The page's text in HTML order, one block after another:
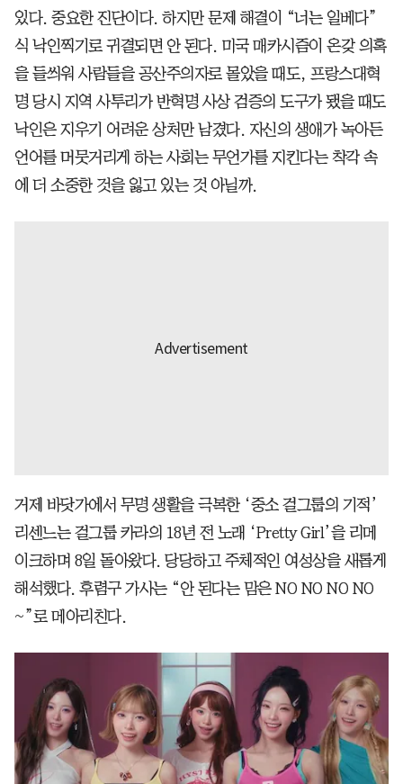
있다. 중요한 진단이다. 하지만 문제 해결이 “너는 일베다”
식 낙인찍기로 귀결되면 안 된다. 미국 매카시즘이 온갖 의혹
을 들씌워 사람들을 공산주의자로 몰았을 때도, 프랑스대혁
명 당시 지역 사투리가 반혁명 사상 검증의 도구가 됐을 때도
낙인은 지우기 어려운 상처만 남겼다. 자신의 생애가 녹아든
언어를 머뭇거리게 하는 사회는 무언가를 지킨다는 착각 속
에 더 소중한 것을 잃고 있는 것 아닐까.
거제 바닷가에서 무명 생활을 극복한 ‘중소 걸그룹의 기적’
리센느는 걸그룹 카라의 18년 전 노래 ‘Pretty Girl’을 리메
이크하며 8일 돌아왔다. 당당하고 주체적인 여성상을 새롭게
해석했다. 후렴구 가사는 “안 된다는 맘은 NO NO NO NO
~”로 메아리친다.